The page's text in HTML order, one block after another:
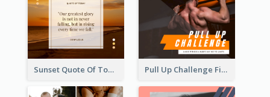
Sunset Quote Of Today Facebook Post Pull Up Challenge Fitness Facebook Post